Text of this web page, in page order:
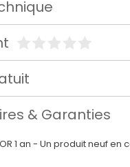
& Garanties
1 an - Un produit neuf en